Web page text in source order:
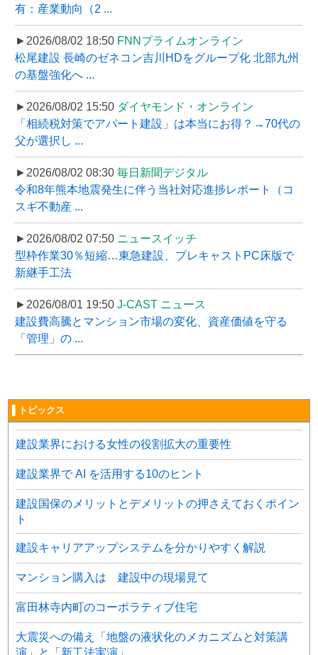
有：産業動向（2 ...
►2026/08/02 18:50 FNNプライムオンライン
松尾建設 長崎のゼネコン吉川HDをグループ化 北部九州
の基盤強化へ ...
►2026/08/02 15:50 ダイヤモンド・オンライン
「相続税対策でアパート建設」は本当にお得？→70代の
父が選択し ...
►2026/08/02 08:30 毎日新聞デジタル
令和8年熊本地震発生に伴う当社対応進捗レポート（コ
スギ不動産 ...
►2026/08/02 07:50 ニュースイッチ
型枠作業30％短縮…東急建設、プレキャストPC床版で
新継手工法
►2026/08/01 19:50 J-CAST ニュース
建設費高騰とマンション市場の変化、資産価値を守る
「管理」の ...
▌トピックス
建設業界における女性の役割拡大の重要性
建設業界で AI を活用する10のヒント
建設国保のメリットとデメリットの押さえておくポイン
ト
建設キャリアアップシステムを分かりやすく解説
マンション購入は 建設中の現場見て
富田林寺内町のコーポラティブ住宅
大震災への備え「地盤の液状化のメカニズムと対策講
演」と「新工法実演」